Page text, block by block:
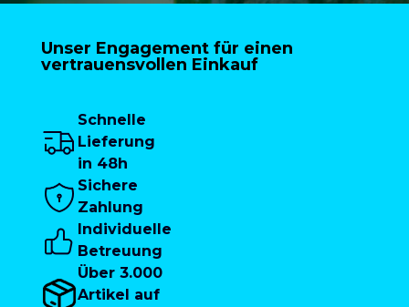
Unser Engagement für einen
vertrauensvollen Einkauf
Schnelle
Lieferung
in 48h
Sichere
Zahlung
Individuelle
Betreuung
Über 3.000
Artikel auf